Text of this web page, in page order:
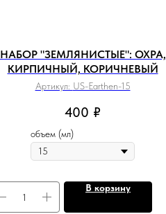
НАБОР "ЗЕМЛЯНИСТЫЕ": ОХРА,
КИРПИЧНЫЙ, КОРИЧНЕВЫЙ
Артикул: US-Earthen-15
400 ₽
объем (мл)
В корзину